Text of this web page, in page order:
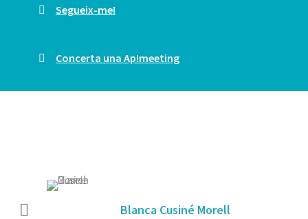
Segueix-me!
Concerta una Ap!meeting
Blanca Cusiné Morell